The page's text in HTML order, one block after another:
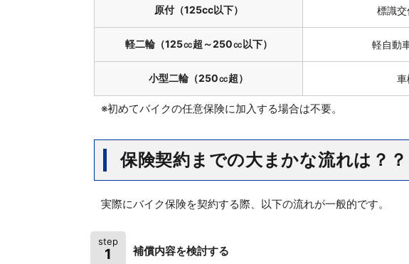
原付（125cc以下） 標識
軽二輪（125㏄超～250㏄以下） 軽自動
小型二輪（250㏄超） 車
※初めてバイクの任意保険に加入する場合は不要。
保険契約までの大まかな流れは？？
実際にバイク保険を契約する際、以下の流れが一般的です。
step
1
補償内容を検討する